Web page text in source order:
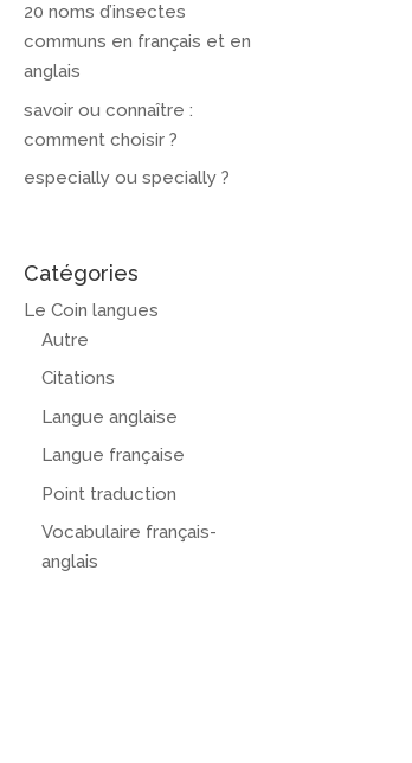
20 noms d’insectes
communs en français et en
anglais
savoir ou connaître :
comment choisir ?
especially ou specially ?
Catégories
Le Coin langues
Autre
Citations
Langue anglaise
Langue française
Point traduction
Vocabulaire français-
anglais